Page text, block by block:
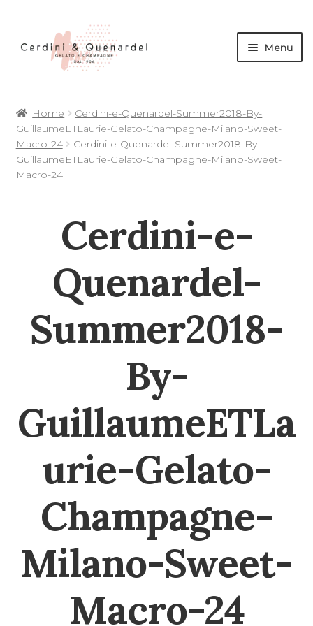
Menu
Home
Cerdini-e-Quenardel-Summer2018-By-
GuillaumeETLaurie-Gelato-Champagne-Milano-Sweet-
Macro-24
Cerdini-e-Quenardel-Summer2018-By-
GuillaumeETLaurie-Gelato-Champagne-Milano-Sweet-
Macro-24
Cerdini-e-
Quenardel-
Summer2018-
By-
GuillaumeETLa
urie-Gelato-
Champagne-
Milano-Sweet-
Macro-24